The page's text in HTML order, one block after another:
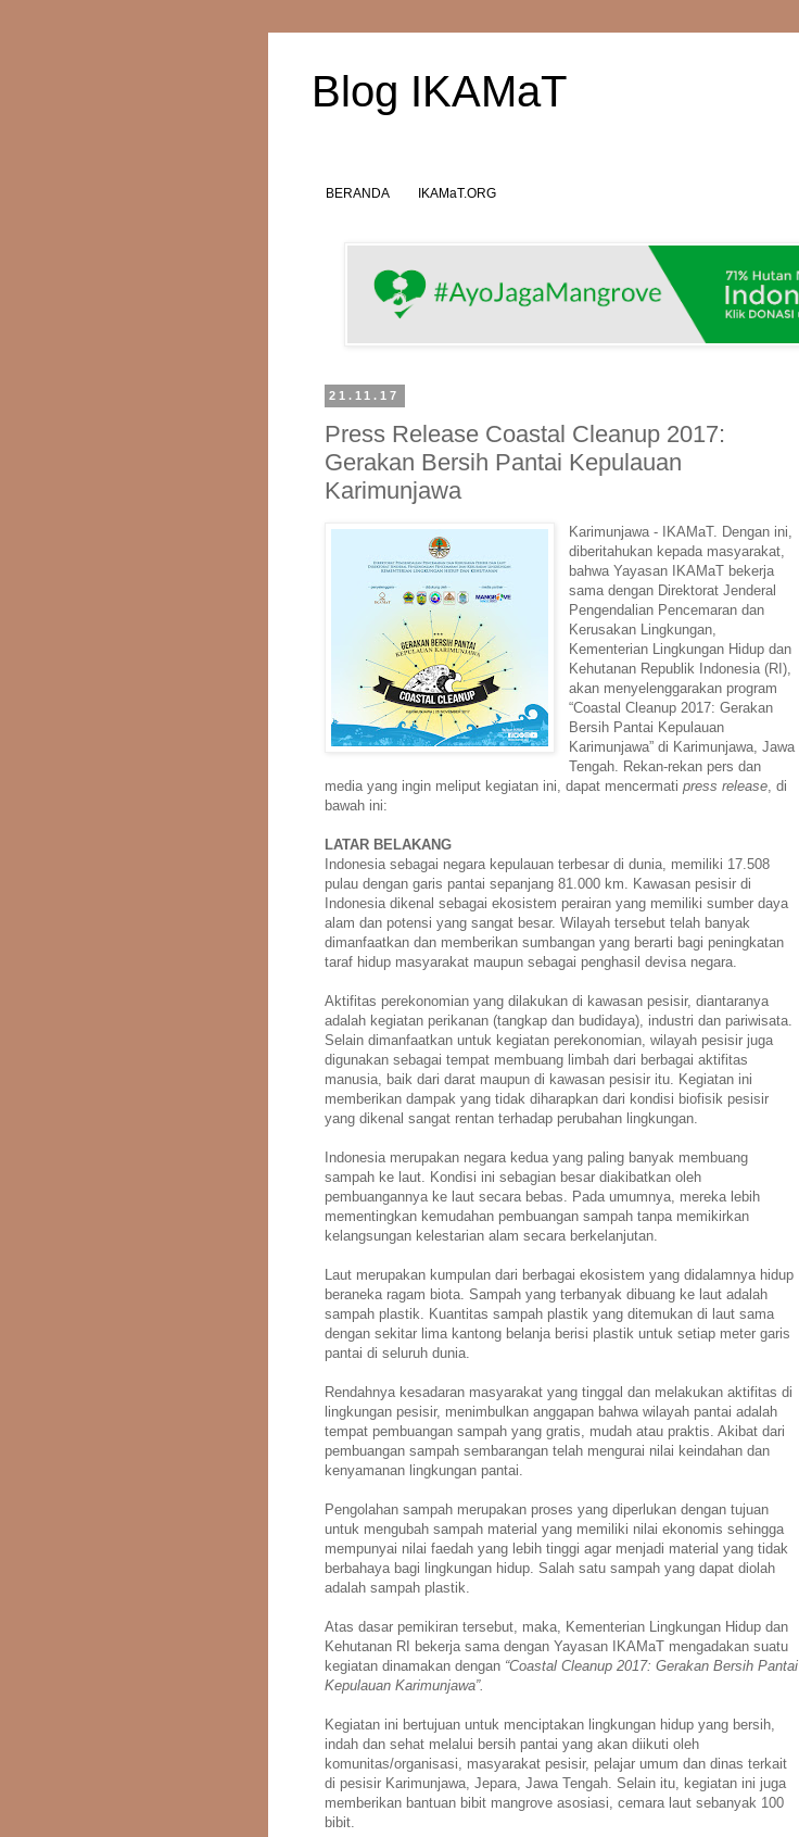
Blog IKAMaT
BERANDA IKAMaT.ORG
21.11.17
Press Release Coastal Cleanup 2017:
Gerakan Bersih Pantai Kepulauan
Karimunjawa
Karimunjawa - IKAMaT. Dengan ini,
diberitahukan kepada masyarakat,
bahwa Yayasan IKAMaT bekerja
sama dengan Direktorat Jenderal
Pengendalian Pencemaran dan
Kerusakan Lingkungan,
Kementerian Lingkungan Hidup dan
Kehutanan Republik Indonesia (RI),
akan menyelenggarakan program
“Coastal Cleanup 2017: Gerakan
Bersih Pantai Kepulauan
Karimunjawa” di Karimunjawa, Jawa
Tengah. Rekan-rekan pers dan
media yang ingin meliput kegiatan ini, dapat mencermati press release, di
bawah ini:
LATAR BELAKANG
Indonesia sebagai negara kepulauan terbesar di dunia, memiliki 17.508
pulau dengan garis pantai sepanjang 81.000 km. Kawasan pesisir di
Indonesia dikenal sebagai ekosistem perairan yang memiliki sumber daya
alam dan potensi yang sangat besar. Wilayah tersebut telah banyak
dimanfaatkan dan memberikan sumbangan yang berarti bagi peningkatan
taraf hidup masyarakat maupun sebagai penghasil devisa negara.
Aktifitas perekonomian yang dilakukan di kawasan pesisir, diantaranya
adalah kegiatan perikanan (tangkap dan budidaya), industri dan pariwisata.
Selain dimanfaatkan untuk kegiatan perekonomian, wilayah pesisir juga
digunakan sebagai tempat membuang limbah dari berbagai aktifitas
manusia, baik dari darat maupun di kawasan pesisir itu. Kegiatan ini
memberikan dampak yang tidak diharapkan dari kondisi biofisik pesisir
yang dikenal sangat rentan terhadap perubahan lingkungan.
Indonesia merupakan negara kedua yang paling banyak membuang
sampah ke laut. Kondisi ini sebagian besar diakibatkan oleh
pembuangannya ke laut secara bebas. Pada umumnya, mereka lebih
mementingkan kemudahan pembuangan sampah tanpa memikirkan
kelangsungan kelestarian alam secara berkelanjutan.
Laut merupakan kumpulan dari berbagai ekosistem yang didalamnya hidup
beraneka ragam biota. Sampah yang terbanyak dibuang ke laut adalah
sampah plastik. Kuantitas sampah plastik yang ditemukan di laut sama
dengan sekitar lima kantong belanja berisi plastik untuk setiap meter garis
pantai di seluruh dunia.
Rendahnya kesadaran masyarakat yang tinggal dan melakukan aktifitas di
lingkungan pesisir, menimbulkan anggapan bahwa wilayah pantai adalah
tempat pembuangan sampah yang gratis, mudah atau praktis. Akibat dari
pembuangan sampah sembarangan telah mengurai nilai keindahan dan
kenyamanan lingkungan pantai.
Pengolahan sampah merupakan proses yang diperlukan dengan tujuan
untuk mengubah sampah material yang memiliki nilai ekonomis sehingga
mempunyai nilai faedah yang lebih tinggi agar menjadi material yang tidak
berbahaya bagi lingkungan hidup. Salah satu sampah yang dapat diolah
adalah sampah plastik.
Atas dasar pemikiran tersebut, maka, Kementerian Lingkungan Hidup dan
Kehutanan RI bekerja sama dengan Yayasan IKAMaT mengadakan suatu
kegiatan dinamakan dengan “Coastal Cleanup 2017: Gerakan Bersih Pantai
Kepulauan Karimunjawa”.
Kegiatan ini bertujuan untuk menciptakan lingkungan hidup yang bersih,
indah dan sehat melalui bersih pantai yang akan diikuti oleh
komunitas/organisasi, masyarakat pesisir, pelajar umum dan dinas terkait
di pesisir Karimunjawa, Jepara, Jawa Tengah. Selain itu, kegiatan ini juga
memberikan bantuan bibit mangrove asosiasi, cemara laut sebanyak 100
bibit.